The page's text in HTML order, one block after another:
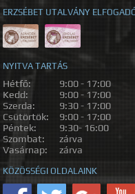
ERZSÉBET UTALVÁNY
NYITVA TARTÁS
Hétfő:
9:00 - 17:00
Kedd:
9:00 - 17:00
Szerda:
9:30 - 17:00
Csütörtök:
9:00 - 17:00
Péntek:
9:30- 16:00
Szombat:
zárva
Vasárnap:
zárva
KÖZÖSSÉGI OLDALAINK